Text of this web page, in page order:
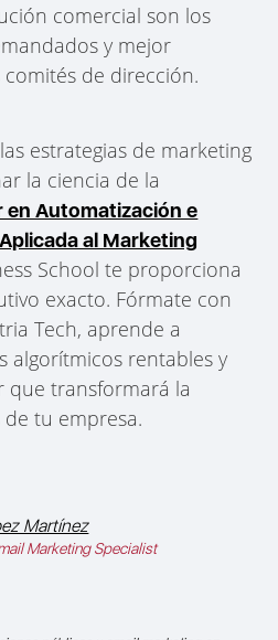
comercial son los
y mejor
de dirección.
estrategias de marketing
la ciencia de la
en Automatización e
al Marketing
School te proporciona
exacto. Fórmate con
Tech, aprende a
algorítmicos rentables y
que transformará la
tu empresa.
Martínez
Marketing Specialist